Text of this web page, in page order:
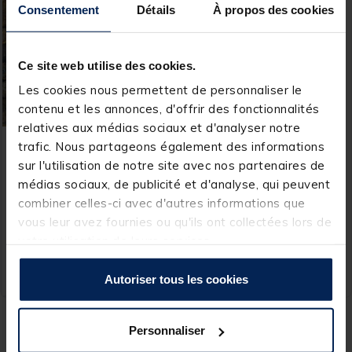
Consentement Détails À propos des cookies
Ce site web utilise des cookies.
Les cookies nous permettent de personnaliser le
contenu et les annonces, d'offrir des fonctionnalités
relatives aux médias sociaux et d'analyser notre
trafic. Nous partageons également des informations
sur l'utilisation de notre site avec nos partenaires de
médias sociaux, de publicité et d'analyse, qui peuvent
combiner celles-ci avec d'autres informations que
vous leur avez fournies ou qu'ils ont collectées lors de
Autoriser tous les cookies
Personnaliser
ACTIVE BAITS
Graines sèches carpe
active baits tiger nuts
micro.
[object Object] out of 5 Customer Rating
(5)
Expédition sous 24 h
Dans ce rayon, de nombreuses graines réputées pour la pêche de la
carpe ont été sélectionnées pour leur qualité. Les